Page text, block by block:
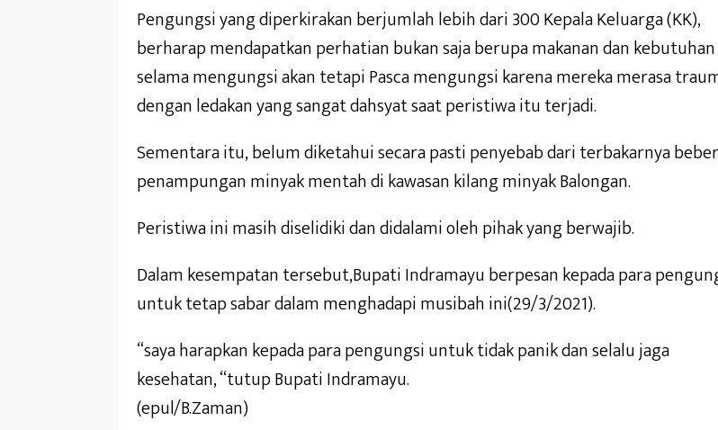
Pengungsi yang diperkirakan berjumlah lebih dari 300 Kepala Keluarga (KK),
berharap mendapatkan perhatian bukan saja berupa makanan dan kebutuhan
selama mengungsi akan tetapi Pasca mengungsi karena mereka merasa
dengan ledakan yang sangat dahsyat saat peristiwa itu terjadi.
Sementara itu, belum diketahui secara pasti penyebab dari terbakarnya
penampungan minyak mentah di kawasan kilang minyak Balongan.
Peristiwa ini masih diselidiki dan didalami oleh pihak yang berwajib.
Dalam kesempatan tersebut,Bupati Indramayu berpesan kepada para
untuk tetap sabar dalam menghadapi musibah ini(29/3/2021).
“saya harapkan kepada para pengungsi untuk tidak panik dan selalu jaga
kesehatan, “tutup Bupati Indramayu.
(epul/B.Zaman)